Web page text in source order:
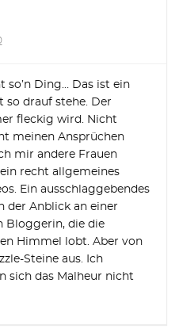
so’n Ding… Das ist ein
so drauf stehe. Der
fleckig wird. Nicht
meinen Ansprüchen
mir andere Frauen
recht allgemeines
Ein ausschlaggebendes
der Anblick an einer
Bloggerin, die die
Himmel lobt. Aber von
Steine aus. Ich
sich das Malheur nicht